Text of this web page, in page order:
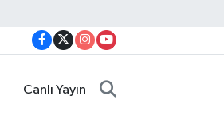
Canlı Yayın